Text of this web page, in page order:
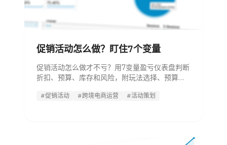
促销活动怎么做？盯住7个变量
促销活动怎么做才不亏？用7变量盈亏仪表盘判断
折扣、预算、库存和风险，附玩法选择、预算测
#促销活动 #跨境电商运营 #活动策划